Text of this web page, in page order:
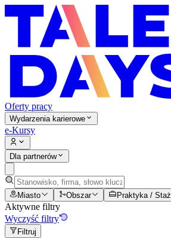
Oferty pracy
Wydarzenia karierowe
e-Kursy
Dla partnerów
Miasto Obszar Praktyka / Staż
Aktywne filtry
Wyczyść filtry
Filtruj